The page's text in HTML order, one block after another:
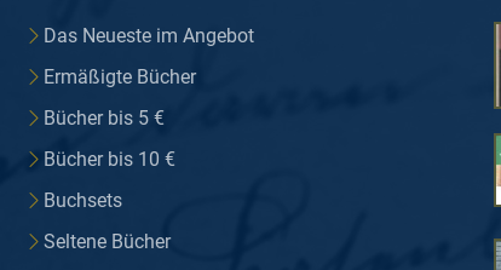
Das Neueste im Angebot
Ermäßigte Bücher
Bücher bis 5 €
Bücher bis 10 €
Buchsets
Seltene Bücher